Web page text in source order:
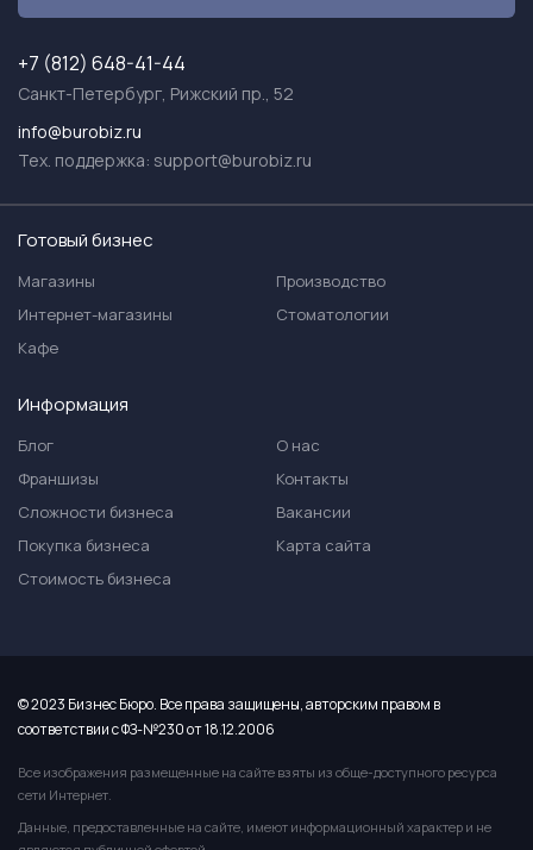
+7 (812) 648-41-44
Санкт-Петербург, Рижский пр., 52
info@burobiz.ru
Тех. поддержка: support@burobiz.ru
Готовый бизнес
Магазины
Интернет-магазины
Кафе
Производство
Стоматологии
Информация
Блог
Франшизы
Сложности бизнеса
Покупка бизнеса
Стоимость бизнеса
О нас
Контакты
Вакансии
Карта сайта
© 2023 Бизнес Бюро. Все права защищены, авторским правом в
соответствии с ФЗ-№230 от 18.12.2006
Все изображения размещенные на сайте взяты из обще-доступного ресурса
сети Интернет.
Данные, предоставленные на сайте, имеют информационный характер и не